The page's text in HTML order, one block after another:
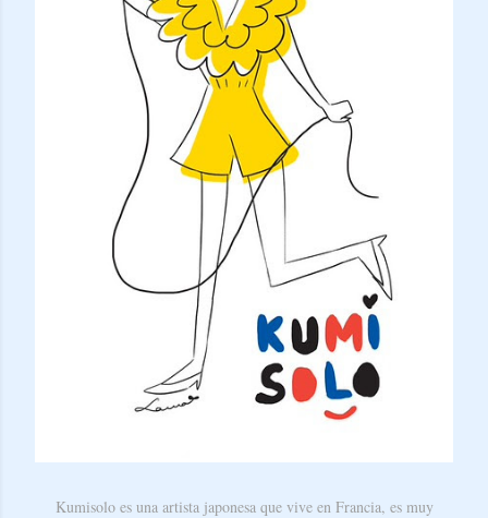
Kumisolo es una artista japonesa que vive en Francia, es muy